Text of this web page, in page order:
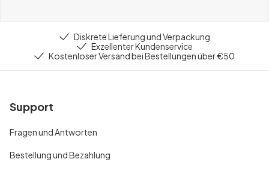
Diskrete Lieferung und Verpackung
Exzellenter Kundenservice
Kostenloser Versand bei Bestellungen über €50
Support
Fragen und Antworten
Bestellung und Bezahlung